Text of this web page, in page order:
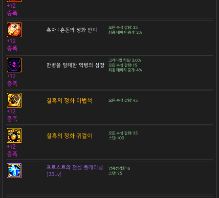
+12
증폭
흑아 : 혼돈의 정화 반지
모든 속성 강화: 35
최종 데미지 증가: 2%
+12
증폭
만병을 잉태한 역병의 심장
크리티컬 히트: 3.0%
모든 속성 강화: 15
최종 데미지 증가: 4%
+12
증폭
칠흑의 정화 마법석 모든 속성 강화: 45
+12
증폭
칠흑의 정화 귀걸이
모든 속성 강화: 25
스탯: 100
+12
증폭
프로스트의 전설 플래티넘
[35Lv]
암속성강화: 6
스탯: 25